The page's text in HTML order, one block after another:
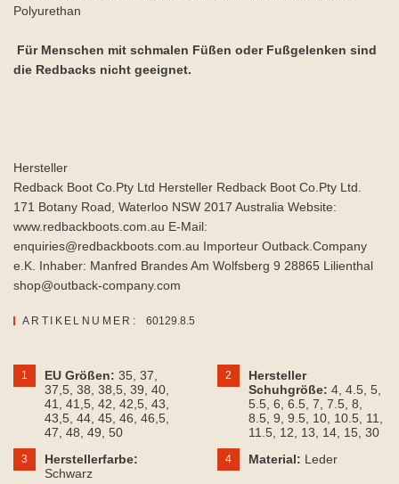
Polyurethan
Für Menschen mit schmalen Füßen oder Fußgelenken sind
die Redbacks nicht geeignet.
Hersteller
Redback Boot Co.Pty Ltd Hersteller Redback Boot Co.Pty Ltd.
171 Botany Road, Waterloo NSW 2017 Australia Website:
www.redbackboots.com.au E-Mail:
enquiries@redbackboots.com.au Importeur Outback.Company
e.K. Inhaber: Manfred Brandes Am Wolfsberg 9 28865 Lilienthal
shop@outback-company.com
ARTIKELNUMER: 60129.8.5
1 EU Größen: 35 , 37
37,5 , 38 , 38,5 , 39 , 40
41
, 41,5 , 42 , 42,5 , 43
43,5 , 44 , 45 , 46 , 46,5
47 , 48 , 49 , 50
2
Hersteller
Schuhgröße: 4 , 4.5 , 5
5.5 , 6 , 6.5 , 7 , 7.5 , 8
8.5 , 9 , 9.5 , 10 , 10.5 , 11
11.5 , 12 , 13 , 14 , 15 , 30
3
Herstellerfarbe:
Schwarz
4 Material: Leder